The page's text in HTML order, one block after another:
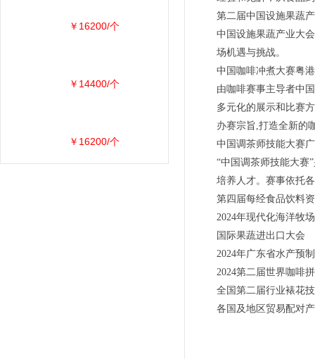
第二届中国设施果蔬
中国设施果蔬产业大
场机遇与挑战。
中国咖啡冲煮大赛粤
由咖啡赛事主导者中
多元化的展示和比赛
办赛宗旨,打造全新的
中国调茶师技能大赛
“中国调茶师技能大赛
培养人才。赛事依托
第四届每经食品饮料
2024年现代化海洋牧
国际果蔬进出口大会
2024年广东省水产预
2024第二届世界咖啡
全国第二届行业裱花
各国及地区贸易配对
￥16200/个
￥14400/个
￥16200/个